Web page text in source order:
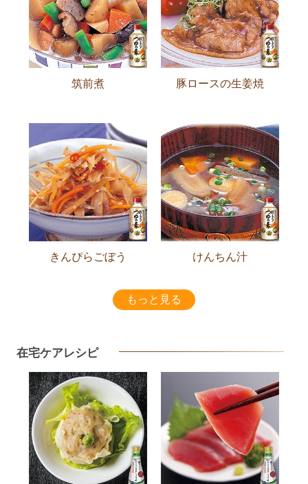
筑前煮 豚ロースの生姜焼
きんぴらごぼう けんちん汁
もっと見る
在宅ケアレシピ